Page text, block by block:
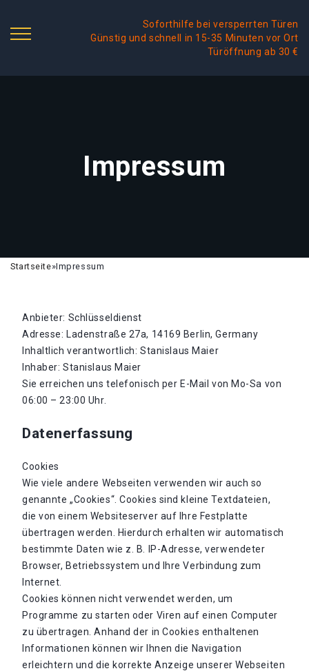
Soforthilfe bei versperrten Türen
Günstig und schnell in 15-35 Minuten vor Ort
Türöffnung ab 30 €
Impressum
Startseite»Impressum
Anbieter: Schlüsseldienst
Adresse: Ladenstraße 27a, 14169 Berlin, Germany
Inhaltlich verantwortlich: Stanislaus Maier
Inhaber: Stanislaus Maier
Sie erreichen uns telefonisch per E-Mail von Mo-Sa von
06:00 – 23:00 Uhr.
Datenerfassung
Cookies
Wie viele andere Webseiten verwenden wir auch so
genannte „Cookies“. Cookies sind kleine Textdateien,
die von einem Websiteserver auf Ihre Festplatte
übertragen werden. Hierdurch erhalten wir automatisch
bestimmte Daten wie z. B. IP-Adresse, verwendeter
Browser, Betriebssystem und Ihre Verbindung zum
Internet.
Cookies können nicht verwendet werden, um
Programme zu starten oder Viren auf einen Computer
zu übertragen. Anhand der in Cookies enthaltenen
Informationen können wir Ihnen die Navigation
erleichtern und die korrekte Anzeige unserer Webseiten